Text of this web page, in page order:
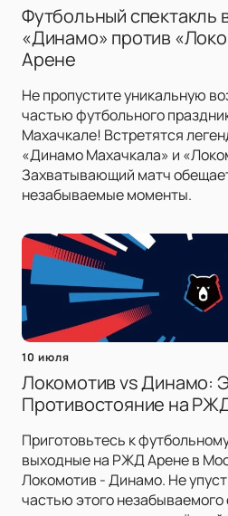
Футбольный спектакль
«Динамо» против
Арене
Не пропустите уникальную
частью футбольного
Махачкале! Встретятся
«Динамо Махачкала» и
Захватывающий матч
незабываемые моменты.
10 июля
Локомотив vs Динамо:
Противостояние на
Приготовьтесь к
выходные на РЖД Арене в
Локомотив - Динамо. Не
частью этого